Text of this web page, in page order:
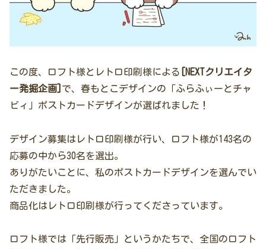
この度、ロフト様とレトロ印刷様による
[NEXTクリエイタ
ー発掘企画] で、春もとこデザインの「ふらふぃーとチャ
ビィ」ポストカードデザインが選ばれました！
デザイン募集はレトロ印刷様が行い、ロフト様が143名の
応募の中から30名を選出。
ありがたいことに、私のポストカードデザインを選んでい
ただきました。
商品化はレトロ印刷様が行ってくださっています。
ロフト様では「先行販売」というかたちで、全国のロフト